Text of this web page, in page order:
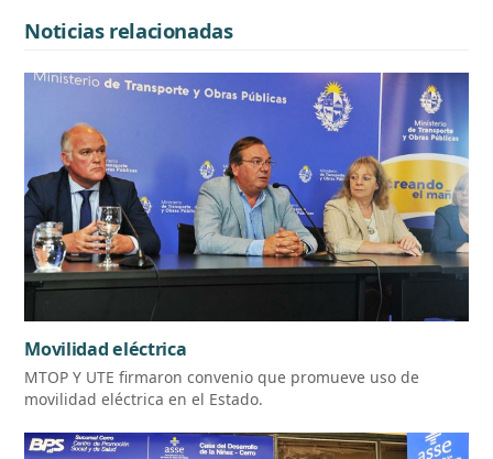
Noticias relacionadas
Movilidad eléctrica
MTOP Y UTE firmaron convenio que promueve uso de
movilidad eléctrica en el Estado.